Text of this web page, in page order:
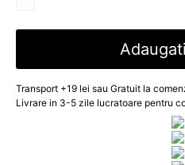
Transport +19 lei sau Gratuit la
Livrare in 3-5 zile lucratoare pentru